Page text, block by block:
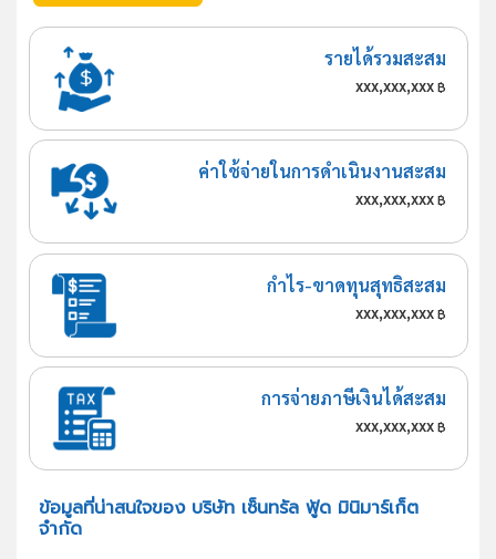
รายได้รวมสะสม
xxx,xxx,xxx฿
ค่าใช้จ่ายในการดำเนินงานสะสม
xxx,xxx,xxx฿
กำไร-ขาดทุนสุทธิสะสม
xxx,xxx,xxx฿
การจ่ายภาษีเงินได้สะสม
xxx,xxx,xxx฿
ข้อมูลที่น่าสนใจของ บริษัท เซ็นทรัล ฟู้ด มินิมาร์เก็ต
จำกัด